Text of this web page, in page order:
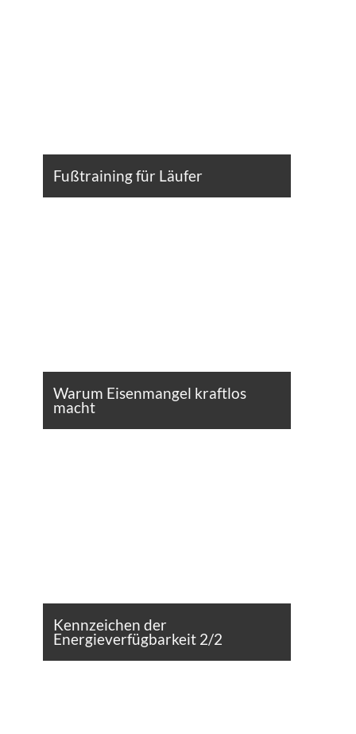
Fußtraining für Läufer
Warum Eisenmangel kraftlos
macht
Kennzeichen der
Energieverfügbarkeit 2/2